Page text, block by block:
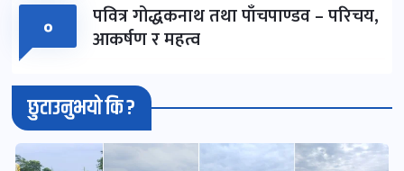
०
पवित्र गोद्धकनाथ तथा पाँचपाण्डव – परिचय,
आकर्षण र महत्व
छुटाउनुभयो कि ?